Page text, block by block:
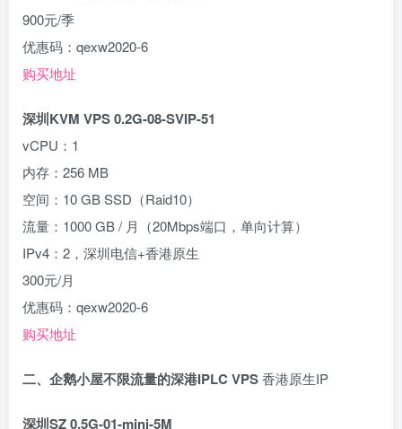
900元/季
优惠码：qexw2020-6
购买地址
深圳KVM VPS 0.2G-08-SVIP-51
vCPU：1
内存：256 MB
空间：10 GB SSD（Raid10）
流量：1000 GB / 月（20Mbps端口，单向计算）
IPv4：2，深圳电信+香港原生
300元/月
优惠码：qexw2020-6
购买地址
二、企鹅小屋不限流量的深港IPLC VPS香港原生IP
深圳SZ 0.5G-01-mini-5M